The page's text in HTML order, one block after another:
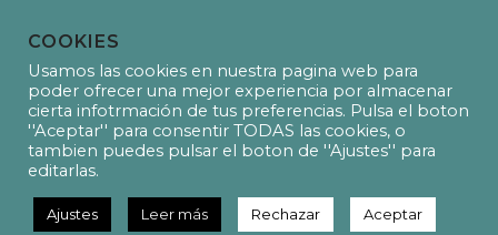
P19011B – Instalación
fotovoltaica en régimen de
COOKIES
Usamos las cookies en nuestra pagina web para
poder ofrecer una mejor experiencia por almacenar
cierta infotrmación de tus preferencias. Pulsa el boton
''Aceptar'' para consentir TODAS las cookies, o
tambien puedes pulsar el boton de ''Ajustes'' para
editarlas.
Ajustes Leer más Rechazar Aceptar